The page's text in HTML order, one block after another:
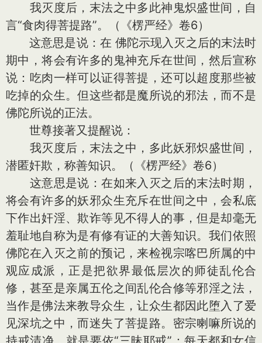
我灭度后，末法之中多此神鬼炽盛世间，自
言“食肉得菩提路”。（《楞严经》卷6）
这意思是说：在 佛陀示现入灭之后的末法时
期中，将会有许多的鬼神充斥在世间，然后宣称
说：吃肉一样可以证得菩提，还可以超度那些被
吃掉的众生。但这些都是魔所说的邪法，而不是
佛陀所说的正法。
世尊接著又提醒说：
我灭度后，末法之中，多此妖邪炽盛世间，
潜匿奸欺，称善知识。（《楞严经》卷6）
这意思是说：在如来入灭之后的末法时期，
将会有许多的妖邪众生充斥在世间之中，会私底
下作出奸淫、欺诈等见不得人的事，但是却毫无
羞耻地自称为是有修有证的大善知识。我们依照
佛陀在入灭之前的预记，来检视宗喀巴所属的中
观应成派，正是把欲界最低层次的师徒乱伦合
修，甚至是亲属五伦之间乱伦合修等邪淫之法，
当作是佛法来教导众生，让众生都因此堕入了爱
见深坑之中，而迷失了菩提路。密宗喇嘛所说的